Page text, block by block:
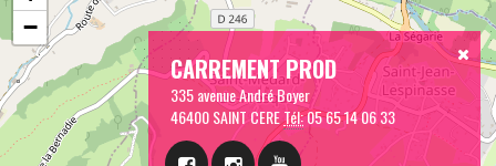
CARREMENT PROD
335 avenue André Boyer
46400 SAINT CERETél:05 65 14 06 33
−